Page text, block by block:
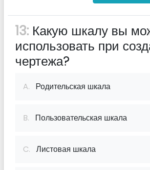
13: Какую шкалу вы
использовать при
чертежа?
A. Родительская шкала
B. Пользовательская шкала
C. Листовая шкала